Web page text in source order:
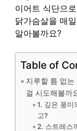
이어트 식단으
닭가슴살을 매
알아볼까요?
Table of
지루할 틈 없
걸 시도해볼까
1. 깊은 풍미
고?
2. 스트레스